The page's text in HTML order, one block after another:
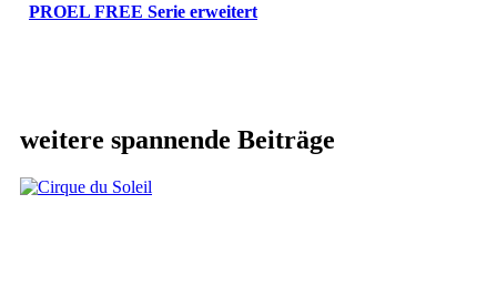
PROEL FREE Serie erweitert
weitere spannende Beiträge